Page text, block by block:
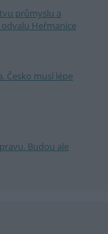
průmyslu a
Heřmanice
Česko musí lépe
Budou ale